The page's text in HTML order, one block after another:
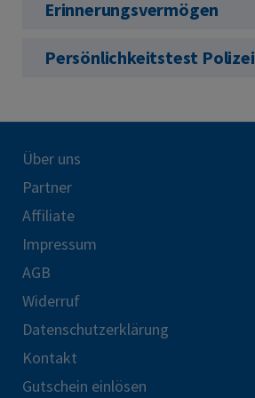
Erinnerungsvermögen
Persönlichkeitstest Polizei
Über uns
Partner
Affiliate
Impressum
AGB
Widerruf
Datenschutzerklärung
Kontakt
Gutschein einlösen